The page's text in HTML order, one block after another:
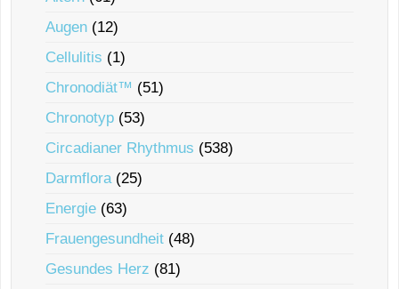
Augen (12)
Cellulitis (1)
Chronodiät™ (51)
Chronotyp (53)
Circadianer Rhythmus (538)
Darmflora(25)
Energie (63)
Frauengesundheit (48)
Gesundes Herz (81)